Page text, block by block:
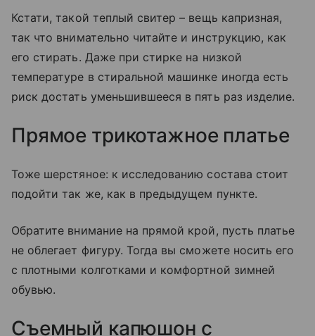
Кстати, такой теплый свитер – вещь капризная,
так что внимательно читайте и инструкцию, как
его стирать. Даже при стирке на низкой
температуре в стиральной машинке иногда есть
риск достать уменьшившееся в пять раз изделие.
Прямое трикотажное платье
Тоже шерстяное: к исследованию состава стоит
подойти так же, как в предыдущем пункте.
Обратите внимание на прямой крой, пусть платье
не облегает фигуру. Тогда вы сможете носить его
с плотными колготками и комфортной зимней
обувью.
Съемный капюшон с